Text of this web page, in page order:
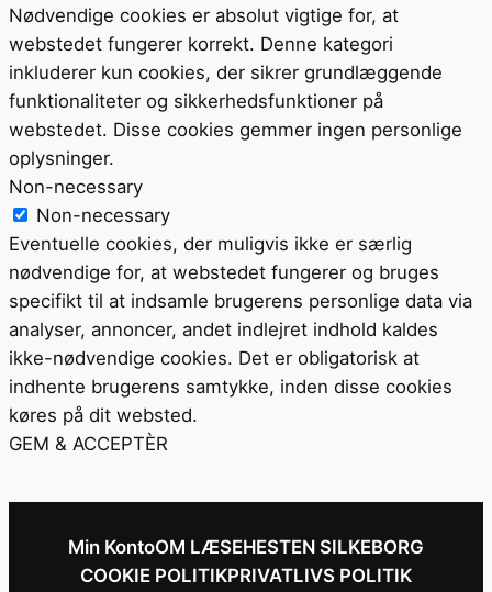
Nødvendige cookies er absolut vigtige for, at
webstedet fungerer korrekt. Denne kategori
inkluderer kun cookies, der sikrer grundlæggende
funktionaliteter og sikkerhedsfunktioner på
webstedet. Disse cookies gemmer ingen personlige
oplysninger.
Non-necessary
Non-necessary
Eventuelle cookies, der muligvis ikke er særlig
nødvendige for, at webstedet fungerer og bruges
specifikt til at indsamle brugerens personlige data via
analyser, annoncer, andet indlejret indhold kaldes
ikke-nødvendige cookies. Det er obligatorisk at
indhente brugerens samtykke, inden disse cookies
køres på dit websted.
GEM & ACCEPTÈR
Min KontoOM LÆSEHESTEN SILKEBORG
COOKIE POLITIKPRIVATLIVS POLITIK